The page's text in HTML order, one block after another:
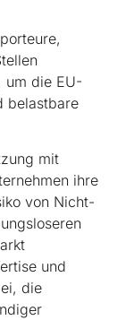
um die EU-
belastbare
mit
ihre
von Nicht-
und
die